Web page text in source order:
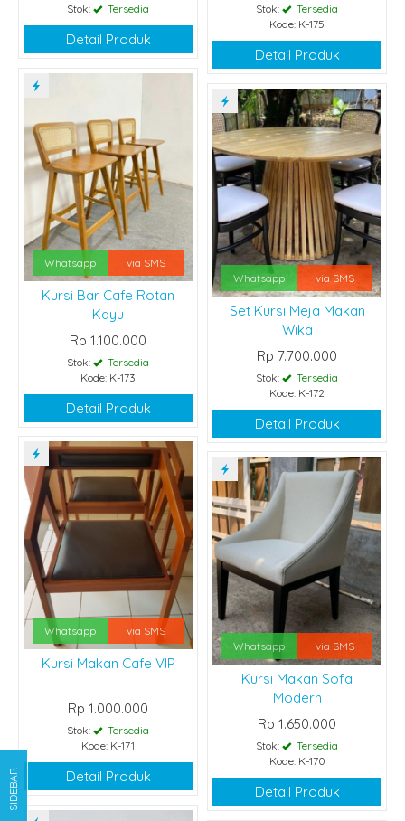
Stok: Tersedia
Detail Produk
Stok:
Tersedia
Kode: K-175
Detail Produk
Whatsapp via SMS
Kursi Bar Cafe Rotan
Kayu
Rp 1.100.000
Stok:
Tersedia
Kode: K-173
Detail Produk
Whatsapp via SMS
Set Kursi Meja Makan
Wika
Rp 7.700.000
Stok:
Tersedia
Kode: K-172
Detail Produk
Whatsapp via SMS
Kursi Makan Cafe VIP
Rp 1.000.000
Stok:
Tersedia
Kode: K-171
Detail Produk
Whatsapp via SMS
Kursi Makan Sofa
Modern
Rp 1.650.000
Stok:
Tersedia
Kode: K-170
Detail Produk
SIDEBAR